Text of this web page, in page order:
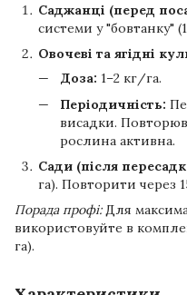
Саджанці (перед
системи у "бовтанку"
Овочеві та ягідні
Доза: 1–2 кг/га.
Періодичність:
висадки.
рослина активна.
Сади (після
га). Повторити через
Порада профі:Для
використовуйте в
га).